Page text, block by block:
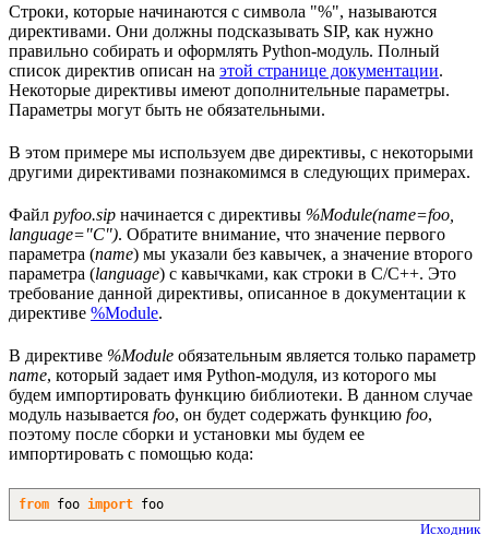
Строки, которые начинаются с символа "%", называются
директивами. Они должны подсказывать SIP, как нужно
правильно собирать и оформлять Python-модуль. Полный
список директив описан на этой странице документации.
Некоторые директивы имеют дополнительные параметры.
Параметры могут быть не обязательными.
В этом примере мы используем две директивы, с некоторыми
другими директивами познакомимся в следующих примерах.
Файл pyfoo.sip начинается с директивы %Module(name=foo,
language="C"). Обратите внимание, что значение первого
параметра (name) мы указали без кавычек, а значение второго
параметра (language) с кавычками, как строки в C/C++. Это
требование данной директивы, описанное в документации к
директиве %Module.
В директиве %Module обязательным является только параметр
name, который задает имя Python-модуля, из которого мы
будем импортировать функцию библиотеки. В данном случае
модуль называется foo, он будет содержать функцию foo,
поэтому после сборки и установки мы будем ее
импортировать с помощью кода:
from foo import foo
Исходник